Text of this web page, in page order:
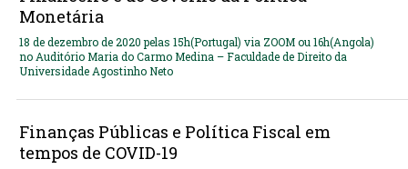
Monetária
18 de dezembro de 2020 pelas 15h(Portugal) via ZOOM ou 16h(Angola)
no Auditório Maria do Carmo Medina – Faculdade de Direito da
Universidade Agostinho Neto
Finanças Públicas e Política Fiscal em
tempos de COVID-19